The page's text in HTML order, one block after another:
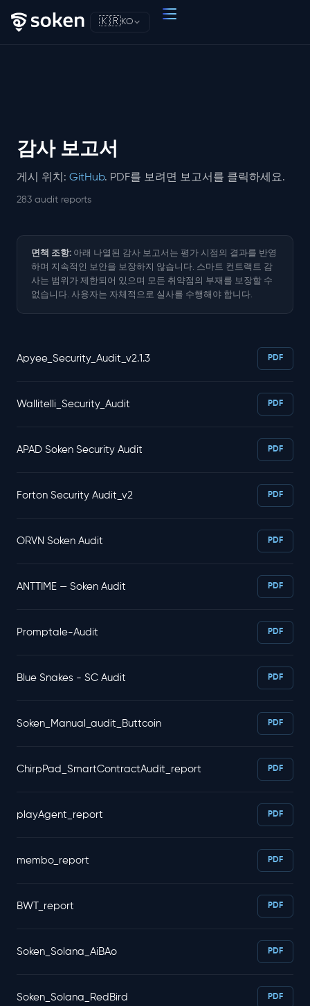
🇰🇷KO
감사 보고서
게시 위치: GitHub. PDF를 보려면 보고서를 클릭하세요.
283 audit reports
면책 조항: 아래 나열된 감사 보고서는 평가 시점의 결과를 반영
하며 지속적인 보안을 보장하지 않습니다. 스마트 컨트랙트 감
사는 범위가 제한되어 있으며 모든 취약점의 부재를 보장할 수
없습니다. 사용자는 자체적으로 실사를 수행해야 합니다.
Apyee_Security_Audit_v2.1.3 PDF
Wallitelli_Security_Audit PDF
APAD Soken Security Audit PDF
Forton Security Audit_v2 PDF
ORVN Soken Audit PDF
ANTTIME — Soken Audit PDF
Promptale-Audit PDF
Blue Snakes - SC Audit PDF
Soken_Manual_audit_Buttcoin PDF
ChirpPad_SmartContractAudit_report PDF
playAgent_report PDF
membo_report PDF
BWT_report PDF
Soken_Solana_AiBAo PDF
Soken_Solana_RedBird PDF